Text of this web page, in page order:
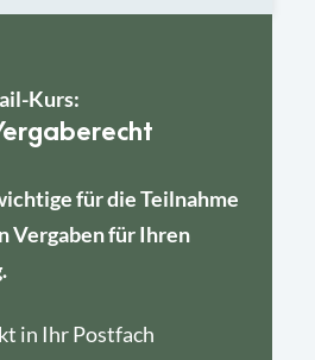
Kurs:
für die Teilnahme
Vergaben für Ihren
in Ihr Postfach